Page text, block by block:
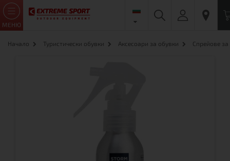
МЕНЮ
Начало Туристически обувки Аксесоари за обувки Спрейове